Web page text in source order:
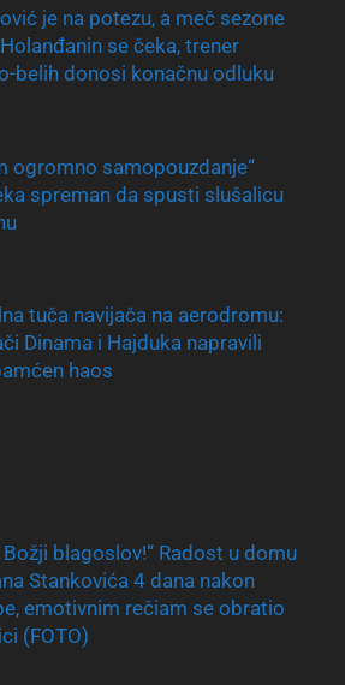
je na potezu, a meč sezone
se čeka, trener
belih donosi konačnu odluku
ogromno samopouzdanje“
spreman da spusti slušalicu
tuča navijača na aerodromu:
Dinama i Hajduka napravili
haos
Božji blagoslov!“ Radost u domu
Stankovića 4 dana nakon
emotivnim rečiam se obratio
(FOTO)